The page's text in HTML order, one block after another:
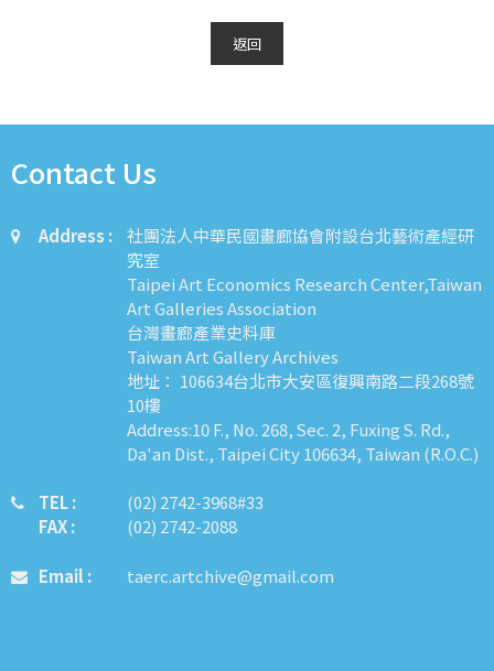
返回
Contact Us
Address :
社團法人中華民國畫廊協會附設台北藝術產經研
究室
Taipei Art Economics Research Center,Taiwan
Art Galleries Association
台灣畫廊產業史料庫
Taiwan Art Gallery Archives
地址： 106634台北市大安區復興南路二段268號
10樓
Address:10 F., No. 268, Sec. 2, Fuxing S. Rd.,
Da'an Dist., Taipei City 106634, Taiwan (R.O.C.)
TEL :
FAX :
​​​​(02) 2742-3968#33
(02) 2742-2088
Email : taerc.artchive@gmail.com